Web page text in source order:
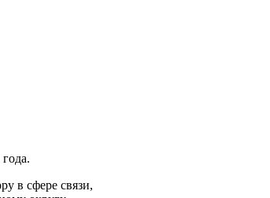
в сфере связи,